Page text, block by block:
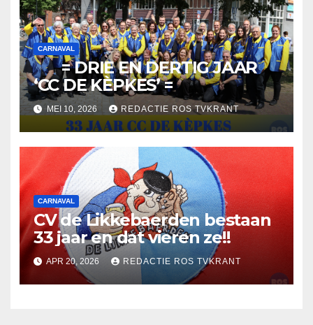
CARNAVAL
= DRIE EN DERTIG JAAR
‘CC DE KÈPKES’ =
MEI 10, 2026 REDACTIE ROS TVKRANT
CARNAVAL
CV de Likkebaerden bestaan
33 jaar en dat vieren ze!!
APR 20, 2026 REDACTIE ROS TVKRANT